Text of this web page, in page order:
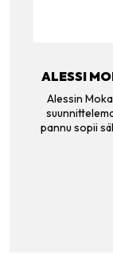
ALESSI
Alessin
pannu sopii